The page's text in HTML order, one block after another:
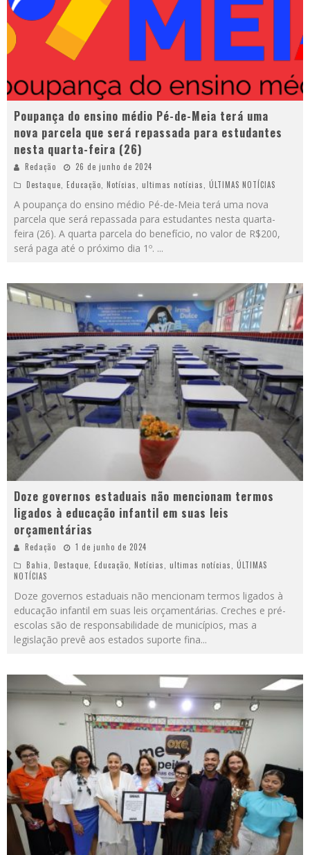
Poupança do ensino médio Pé-de-Meia terá uma
nova parcela que será repassada para estudantes
nesta quarta-feira (26)
Redação
26 de junho de 2024
Destaque Educação Notícias ultimas notícias ÚLTIMAS NOTÍCIAS
A poupança do ensino médio Pé-de-Meia terá uma nova
parcela que será repassada para estudantes nesta quarta-
feira (26). A quarta parcela do benefício, no valor de R$200,
será paga até o próximo dia 1º. ...
Doze governos estaduais não mencionam termos
ligados à educação infantil em suas leis
orçamentárias
Redação
1 de junho de 2024
Bahia, Destaque, Educação, Notícias, ultimas notícias, ÚLTIMAS
NOTÍCIAS
Doze governos estaduais não mencionam termos ligados à
educação infantil em suas leis orçamentárias. Creches e pré-
escolas são de responsabilidade de municípios, mas a
legislação prevê aos estados suporte fina...